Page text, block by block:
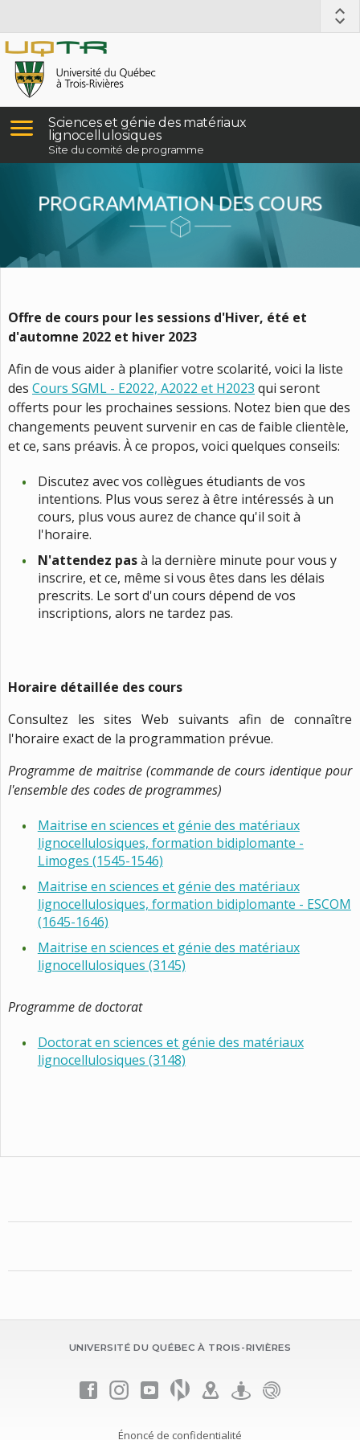
Sciences et génie des matériaux
lignocellulosiques
Site du comité de programme
PROGRAMMATION DES COURS
Offre de cours pour les sessions d'Hiver, été et
d'automne 2022 et hiver 2023
Afin de vous aider à planifier votre scolarité, voici la liste
des Cours SGML - E2022, A2022 et H2023 qui seront
offerts pour les prochaines sessions. Notez bien que des
changements peuvent survenir en cas de faible clientèle,
et ce, sans préavis. À ce propos, voici quelques conseils:
Discutez avec vos collègues étudiants de vos
intentions. Plus vous serez à être intéressés à un
cours, plus vous aurez de chance qu'il soit à
l'horaire.
N'attendez pasà la dernière minute pour vous y
inscrire, et ce, même si vous êtes dans les délais
prescrits. Le sort d'un cours dépend de vos
inscriptions, alors ne tardez pas.
Horaire détaillée des cours
Consultez les sites Web suivants afin de connaître
l'horaire exact de la programmation prévue.
Programme de maitrise (commande de cours identique pour
l'ensemble des codes de programmes)
Maitrise en sciences et génie des matériaux
lignocellulosiques, formation bidiplomante -
Limoges (1545-1546)
Maitrise en sciences et génie des matériaux
lignocellulosiques, formation bidiplomante - ESCOM
(1645-1646)
Maitrise en sciences et génie des matériaux
lignocellulosiques (3145)
Programme de doctorat
Doctorat en sciences et génie des matériaux
lignocellulosiques (3148)
UNIVERSITÉ DU QUÉBEC À TROIS-RIVIÈRES
Énoncé de confidentialité